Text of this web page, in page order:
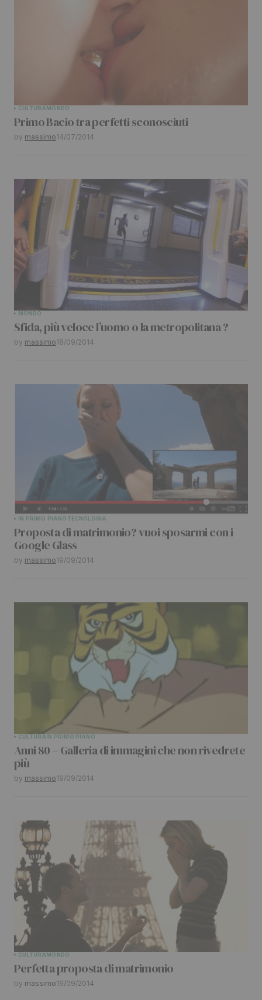
CULTURAMONDO
Primo Bacio tra perfetti sconosciuti
by massimo14/07/2014
MONDO
Sfida, più veloce l’uomo o la metropolitana ?
by massimo18/09/2014
IN PRIMO PIANO TECNOLOGIA
Proposta di matrimonio? vuoi sposarmi con i
Google Glass
by massimo19/09/2014
CULTURAIN PRIMO PIANO
Anni 80 – Galleria di immagini che non rivedrete
più
by massimo19/09/2014
CULTURA MONDO
Perfetta proposta di matrimonio
by massimo19/09/2014